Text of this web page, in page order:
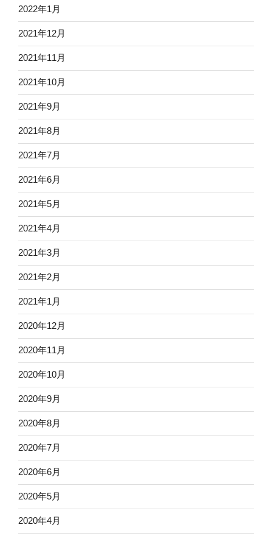
2022年1月
2021年12月
2021年11月
2021年10月
2021年9月
2021年8月
2021年7月
2021年6月
2021年5月
2021年4月
2021年3月
2021年2月
2021年1月
2020年12月
2020年11月
2020年10月
2020年9月
2020年8月
2020年7月
2020年6月
2020年5月
2020年4月